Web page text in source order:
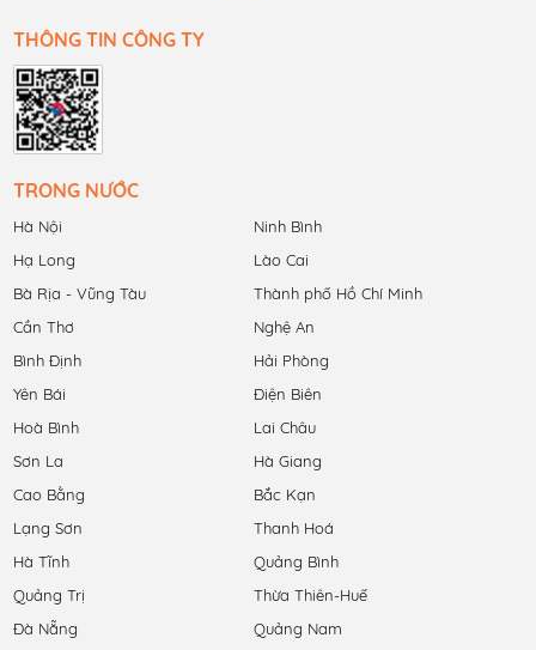
THÔNG TIN CÔNG TY
TRONG NƯỚC
Hà Nội
Ninh Bình
Hạ Long
Lào Cai
Bà Rịa - Vũng Tàu
Thành phố Hồ Chí Minh
Cần Thơ
Nghệ An
Bình Định
Hải Phòng
Yên Bái
Điện Biên
Hoà Bình
Lai Châu
Sơn La
Hà Giang
Cao Bằng
Bắc Kạn
Lạng Sơn
Thanh Hoá
Hà Tĩnh
Quảng Bình
Quảng Trị
Thừa Thiên-Huế
Đà Nẵng
Quảng Nam